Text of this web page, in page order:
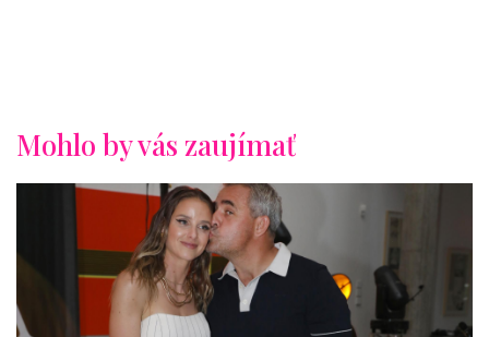
Mohlo by vás zaujímať